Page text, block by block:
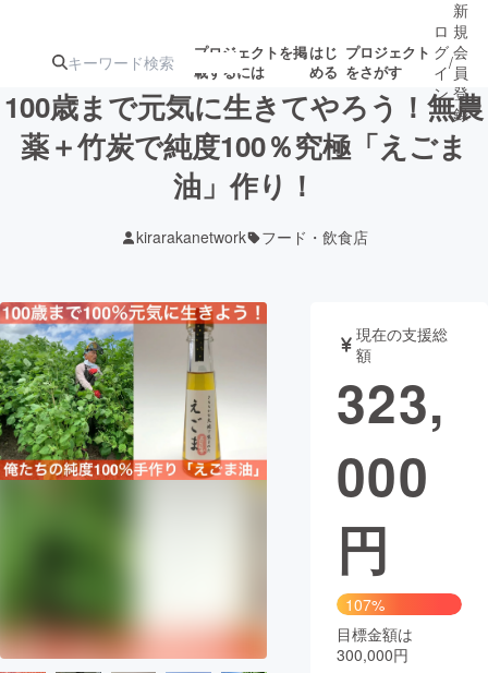
プロジェクトを掲
載するには
はじ
める
プロジェクト
をさがす
注目の新着プロ 募集終了が近いプ
テクノロジー・ガジェット
映像・映画 書籍・雑誌
ビジネス・起業 チャレンジ
CAMPFIRE Creation
CAMPFIREふるさと納税machi-ya コミュニティ
ロ
グ
イ
ン
/
新
規
会
員
登
録
100歳まで元気に生きてやろう！無農
薬＋竹炭で純度100％究極「えごま
油」作り！
kirarakanetwork フード・飲食店
現在の支援総
額
323,
000
円
107%
目標金額は
300,000円